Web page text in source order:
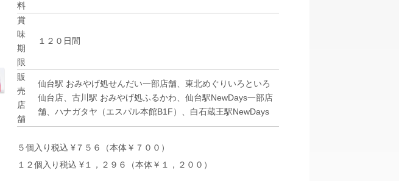
料
賞
味
期
限
１２０日間
販
売
店
舗
仙台駅 おみやげ処せんだい一部店舗、東北めぐりいろといろ
仙台店、古川駅 おみやげ処ふるかわ、仙台駅NewDays一部店
舗、ハナガタヤ（エスパル本館B1F）、白石蔵王駅NewDays
５個入り税込 ¥７５６（本体￥７００）
１２個入り税込 ¥１，２９６（本体￥１，２００）